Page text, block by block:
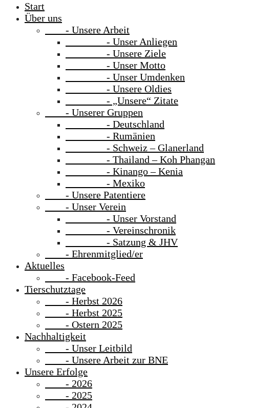
Start
Über uns
- Unsere Arbeit
- Unser Anliegen
- Unsere Ziele
- Unser Motto
- Unser Umdenken
- Unsere Oldies
- „Unsere“ Zitate
- Unserer Gruppen
- Deutschland
- Rumänien
- Schweiz – Glanerland
- Thailand – Koh Phangan
- Kinango – Kenia
- Mexiko
- Unsere Patentiere
- Unser Verein
- Unser Vorstand
- Vereinschronik
- Satzung & JHV
- Ehrenmitglied/er
Aktuelles
- Facebook-Feed
Tierschutztage
- Herbst 2026
- Herbst 2025
- Ostern 2025
Nachhaltigkeit
- Unser Leitbild
- Unsere Arbeit zur BNE
Unsere Erfolge
- 2026
- 2025